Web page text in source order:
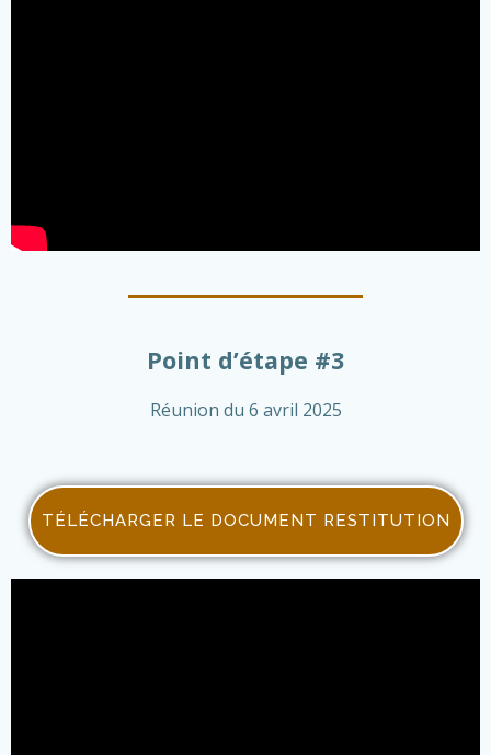
Point d’étape #3
Réunion du 6 avril 2025
TÉLÉCHARGER LE DOCUMENT RESTITUTION